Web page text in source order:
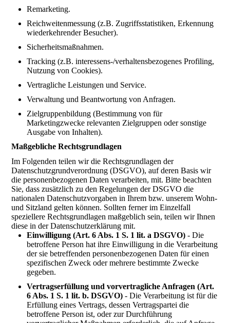
Remarketing.
Reichweitenmessung (z.B. Zugriffsstatistiken, Erkennung
wiederkehrender Besucher).
Sicherheitsmaßnahmen.
Tracking (z.B. interessens-/verhaltensbezogenes Profiling,
Nutzung von Cookies).
Vertragliche Leistungen und Service.
Verwaltung und Beantwortung von Anfragen.
Zielgruppenbildung (Bestimmung von für
Marketingzwecke relevanten Zielgruppen oder sonstige
Ausgabe von Inhalten).
Maßgebliche Rechtsgrundlagen
Im Folgenden teilen wir die Rechtsgrundlagen der
Datenschutzgrundverordnung (DSGVO), auf deren Basis wir
die personenbezogenen Daten verarbeiten, mit. Bitte beachten
Sie, dass zusätzlich zu den Regelungen der DSGVO die
nationalen Datenschutzvorgaben in Ihrem bzw. unserem Wohn-
und Sitzland gelten können. Sollten ferner im Einzelfall
speziellere Rechtsgrundlagen maßgeblich sein, teilen wir Ihnen
diese in der Datenschutzerklärung mit.
Einwilligung (Art. 6 Abs. 1 S. 1 lit. a DSGVO) - Die
betroffene Person hat ihre Einwilligung in die Verarbeitung
der sie betreffenden personenbezogenen Daten für einen
spezifischen Zweck oder mehrere bestimmte Zwecke
gegeben.
Vertragserfüllung und vorvertragliche Anfragen (Art.
6 Abs. 1 S. 1 lit. b. DSGVO) - Die Verarbeitung ist für die
Erfüllung eines Vertrags, dessen Vertragspartei die
betroffene Person ist, oder zur Durchführung